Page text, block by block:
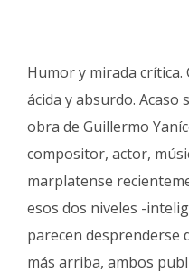
Humor y mirada
ácida y absurdo. Acaso
obra de Guillermo
compositor, actor,
marplatense
esos dos niveles -
parecen desprenderse
más arriba, ambos